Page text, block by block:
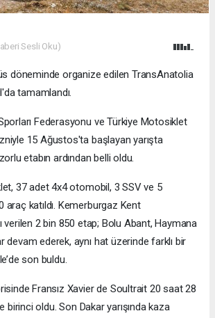
Sesli Oku)
döneminde organize edilen TransAnatolia
tamamlandı.
Federasyonu ve Türkiye Motosiklet
15 Ağustos'ta başlayan yarışta
etabın ardından belli oldu.
37 adet 4x4 otomobil, 3 SSV ve 5
araç katıldı. Kemerburgaz Kent
verilen 2 bin 850 etap; Bolu Abant, Haymana
devam ederek, aynı hat üzerinde farklı bir
son buldu.
Fransız Xavier de Soultrait 20 saat 28
birinci oldu. Son Dakar yarışında kaza